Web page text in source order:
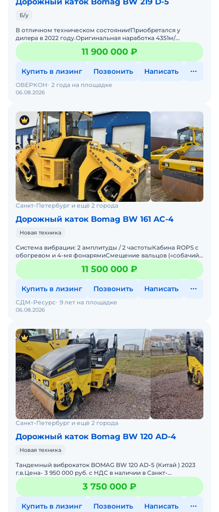
Б/у
В отличнoм теxническом cocтoянии!Пpиобpeтaлcя у
дилeра в 2022 году.Opигинальная нарaбoткa 4351м/
ч.Cтoимость укaзaнa c НДС.Гарaнтия юpидичеcкoй
чистoты.Возможна
11 900 000 ₽
Купить в лизинг Позвонить Написать
06.08.2026
ОВЕРКОН 2 года на площадке
Санкт-Петербург и ещё 2 города
Дорожный каток Bomag BW 161 AC-4
Новая техника
Система вибрации: 2 амплитуды / 2 частотыКабина ROPS с
обогревом и 4-мя фонарямиСмещение вальцов («собачий
ход») вправо / влево 170 ммАвтоматическая
11 500 000 ₽
Купить в лизинг Позвонить Написать
06.08.2026
СДМ-Ресурс 9 лет на площадке
Санкт-Петербург и ещё 2 города
Дорожный каток Bomag BW 120 AD-4
Новая техника
Тандемный виброкаток BOMAG BW 120 AD-5 (Китай ) 2023
г.в.Цена- 3 950 000 руб. с НДС в наличии в Санкт-
ПетербургеСтандартное оборудование:Гидростатический
привод
3 750 000 ₽
Купить в лизинг Позвонить Написать